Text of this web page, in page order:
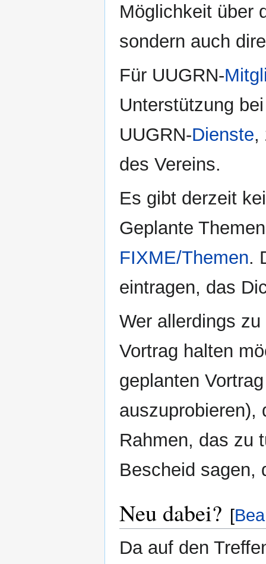
Möglichkeit über
sondern auch
Für UUGRN-
Unterstützung
UUGRN-Dienste,
des Vereins.
Es gibt derzeit
Geplante
FIXME/Themen.
eintragen, das
Wer allerdings
Vortrag halten
geplanten
auszuprobieren),
Rahmen, das zu
Bescheid sagen,
Neu dabei? [
Da auf den